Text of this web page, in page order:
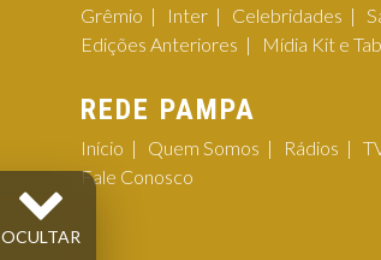
Grêmio
Inter Celebridades
Edições Anteriores
Mídia Kit e
REDE PAMPA
Início Quem Somos Rádios
Fale Conosco
OCULTAR